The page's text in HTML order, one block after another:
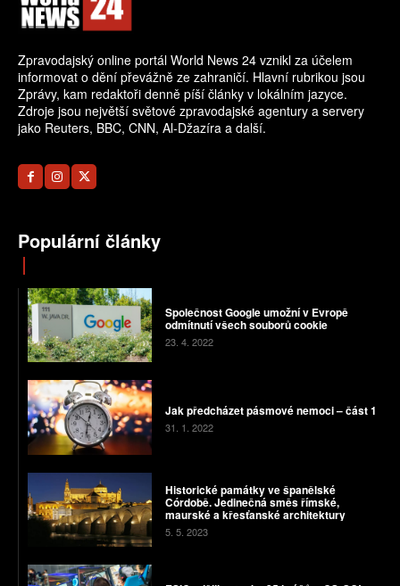
Zpravodajský online portál World News 24 vznikl za účelem
informovat o dění převážně ze zahraničí. Hlavní rubrikou jsou
Zprávy, kam redaktoři denně píší články v lokálním jazyce.
Zdroje jsou největší světové zpravodajské agentury a servery
jako Reuters, BBC, CNN, Al-Džazíra a další.
Populární články
Společnost Google umožní v Evropě
odmítnutí všech souborů cookie
23. 4. 2022
Jak předcházet pásmové nemoci – část 1
31. 1. 2022
Historické památky ve španělské
Córdobě. Jedinečná směs římské,
maurské a křesťanské architektury
5. 5. 2023